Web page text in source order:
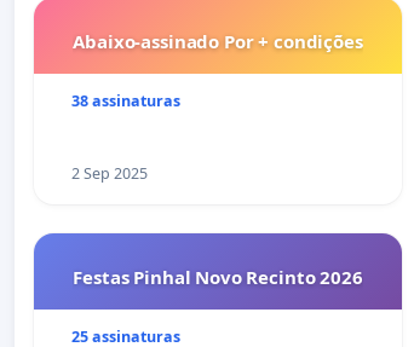
Abaixo-assinado Por + condições
38 assinaturas
2 Sep 2025
Festas Pinhal Novo Recinto 2026
25 assinaturas